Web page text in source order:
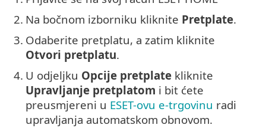
2. Na bočnom izborniku kliknite Pretplate.
3. Odaberite pretplatu, a zatim kliknite
Otvori pretplatu.
4. U odjeljku Opcije pretplate kliknite
Upravljanje pretplatom i bit ćete
preusmjereni u ESET-ovu e-trgovinu radi
upravljanja automatskom obnovom.